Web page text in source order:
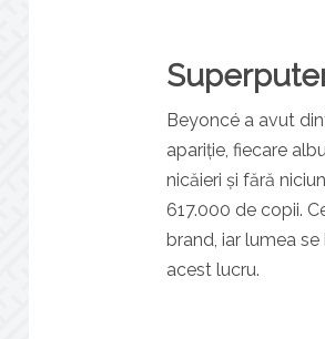
Beyoncé a avut
apariție, fiecare
nicăieri și fără
617.000 de copii.
brand, iar lumea
acest lucru.